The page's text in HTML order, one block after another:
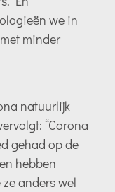
we in
minder
natuurlijk
“Corona
gehad op de
hebben
anders wel